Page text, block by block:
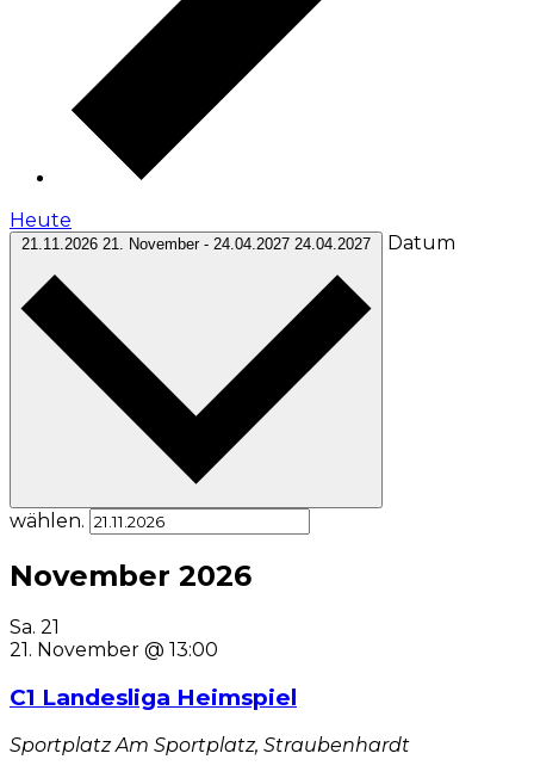
Heute
21.11.2026 21. November - 24.04.2027 24.04.2027 Datum
wählen.
November 2026
Sa. 21
21. November @ 13:00
C1 Landesliga Heimspiel
SportplatzAm Sportplatz, Straubenhardt